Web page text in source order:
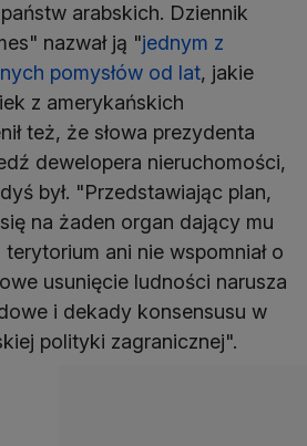
arabskich. Dziennik
nazwał ją "jednym z
pomysłów od lat, jakie
z amerykańskich
też, że słowa prezydenta
dewelopera nieruchomości,
był. "Przedstawiając plan,
się na żaden organ dający mu
ani nie wspomniał o
usunięcie ludności narusza
i dekady konsensusu w
polityki zagranicznej".